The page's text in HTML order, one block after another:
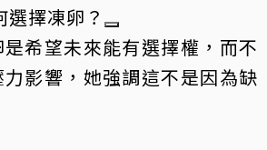
擇凍卵？
希望未來能有選擇權，而不
影響，她強調這不是因為缺